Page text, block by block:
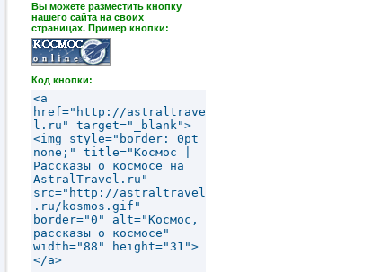
Вы можете разместить кнопку
нашего сайта на своих
страницах. Пример кнопки:
Код кнопки: